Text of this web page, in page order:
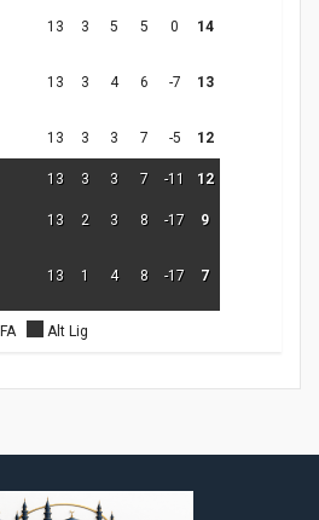
dinle bağlarını
13 3 5 5 0 14
13 3 4 6 -7 13
13 3 3 7 -5 12
13 3 3 7 -11 12
13 2 3 8 -17 9
13 1 4 8 -17 7
Alt Lig